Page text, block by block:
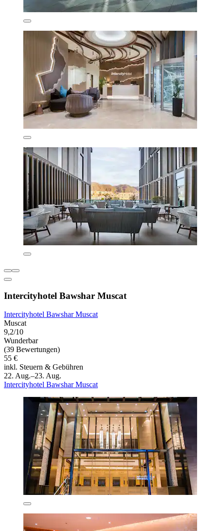
Intercityhotel Bawshar Muscat
Intercityhotel Bawshar Muscat
Muscat
9,2/10
Wunderbar
(39 Bewertungen)
55 €
inkl. Steuern & Gebühren
22. Aug.–23. Aug.
Intercityhotel Bawshar Muscat